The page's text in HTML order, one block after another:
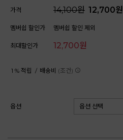
가격 14,100원 12,700원
멤버쉽 할인가 멤버쉽 할인 제외
최대할인가 12,700원
1 % 적립 / 배송비 (조건)
옵션